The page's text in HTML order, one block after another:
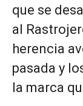
que se
al
herencia
pasada y
la marca